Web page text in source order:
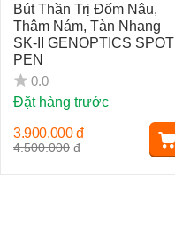
Bút Thần Trị Đốm Nâu,
Thâm Nám, Tàn Nhang
SK-II GENOPTICS SPOT
PEN
0.0
Đặt hàng trước
4.500.000 đ
3.900.000 đ